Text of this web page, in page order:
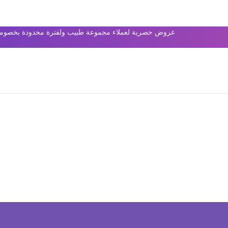
عروض حصرية لعملاء مجموعة طبيب ولفترة محدودة بخصومات